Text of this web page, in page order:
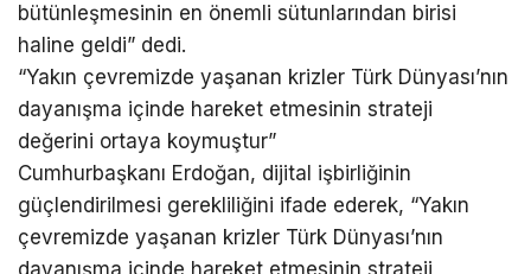
bütünleşmesinin en önemli sütunlarından birisi
haline geldi” dedi.
“Yakın çevremizde yaşanan krizler Türk Dünyası’nın
dayanışma içinde hareket etmesinin strateji
değerini ortaya koymuştur”
Cumhurbaşkanı Erdoğan, dijital işbirliğinin
güçlendirilmesi gerekliliğini ifade ederek, “Yakın
çevremizde yaşanan krizler Türk Dünyası’nın